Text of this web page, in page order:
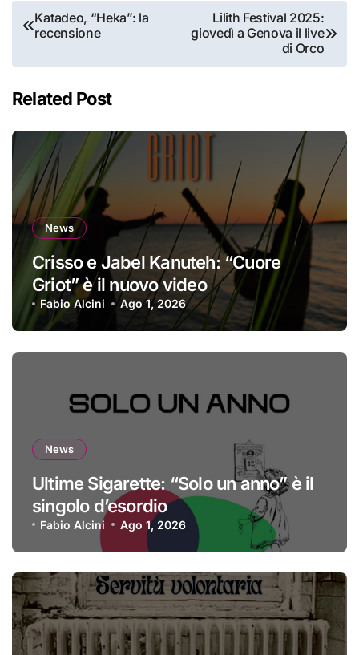
Navigazione
articoli
Katadeo, “Heka”: la
recensione
Lilith Festival 2025:
giovedì a Genova il live
di Orco
Related Post
News
Crisso e Jabel Kanuteh: “Cuore
Griot” è il nuovo video
Fabio Alcini Ago 1, 2026
News
Ultime Sigarette: “Solo un anno” è il
singolo d’esordio
Fabio Alcini Ago 1, 2026